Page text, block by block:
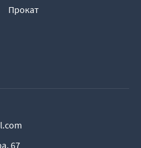
Прокат
67